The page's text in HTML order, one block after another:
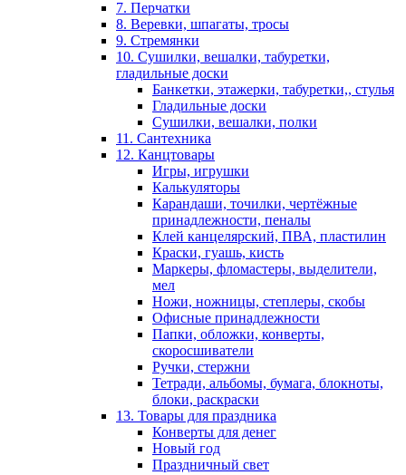
7. Перчатки
8. Веревки, шпагаты, тросы
9. Стремянки
10. Сушилки, вешалки, табуретки,
гладильные доски
Банкетки, этажерки, табуретки,, стулья
Гладильные доски
Сушилки, вешалки, полки
11. Сантехника
12. Канцтовары
Игры, игрушки
Калькуляторы
Карандаши, точилки, чертёжные
принадлежности, пеналы
Клей канцелярский, ПВА, пластилин
Краски, гуашь, кисть
Маркеры, фломастеры, выделители,
мел
Ножи, ножницы, степлеры, скобы
Офисные принадлежности
Папки, обложки, конверты,
скоросшиватели
Ручки, стержни
Тетради, альбомы, бумага, блокноты,
блоки, раскраски
13. Товары для праздника
Конверты для денег
Новый год
Праздничный свет